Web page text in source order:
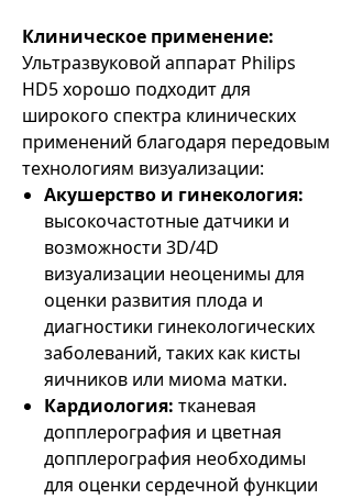
Клиническое применение:
Ультразвуковой аппарат Philips
HD5 хорошо подходит для
широкого спектра клинических
применений благодаря передовым
технологиям визуализации:
Акушерство и гинекология:
высокочастотные датчики и
возможности 3D/4D
визуализации неоценимы для
оценки развития плода и
диагностики гинекологических
заболеваний, таких как кисты
яичников или миома матки.
Кардиология: тканевая
допплерография и цветная
допплерография необходимы
для оценки сердечной функции